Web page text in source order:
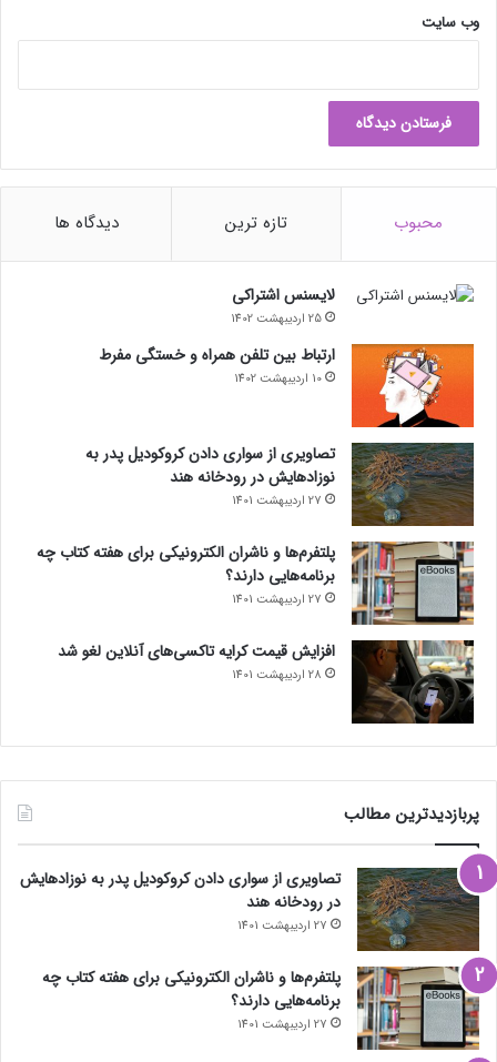
شیرین در دوره‌ی نوجوانی بر عملکرد مغز در دوره‌ی بزرگسالی، بسیار
دشوار است. همچنین، یافته‌های مطالعات حیوانی ممکن است برای
انسان تفسیرپذیر نباشد، اما مطمئناً جامل تامل دارد.
صرافی رمزارز دنیا؟
منبع : زومیت
مجله خبری lastech
پزشکی و سلامت علمی
وب‌ سایت
محبوب تازه ترین دیدگاه ها
لایسنس اشتراکی
25 اردیبهشت 1402
ارتباط بین تلفن همراه و خستگی مفرط
10 اردیبهشت 1402
تصاویری از سواری دادن کروکودیل پدر به
نوزادهایش در رودخانه هند
27 اردیبهشت 1401
پلتفرم‌ها و ناشران الکترونیکی برای هفته کتاب چه
برنامه‌هایی دارند؟
27 اردیبهشت 1401
افزایش قیمت کرایه تاکسی‌های آنلاین لغو شد
28 اردیبهشت 1401
پربازدیدترین مطالب
تصاویری از سواری دادن کروکودیل پدر به نوزادهایش
در رودخانه هند
27 اردیبهشت 1401
پلتفرم‌ها و ناشران الکترونیکی برای هفته کتاب چه
برنامه‌هایی دارند؟
27 اردیبهشت 1401